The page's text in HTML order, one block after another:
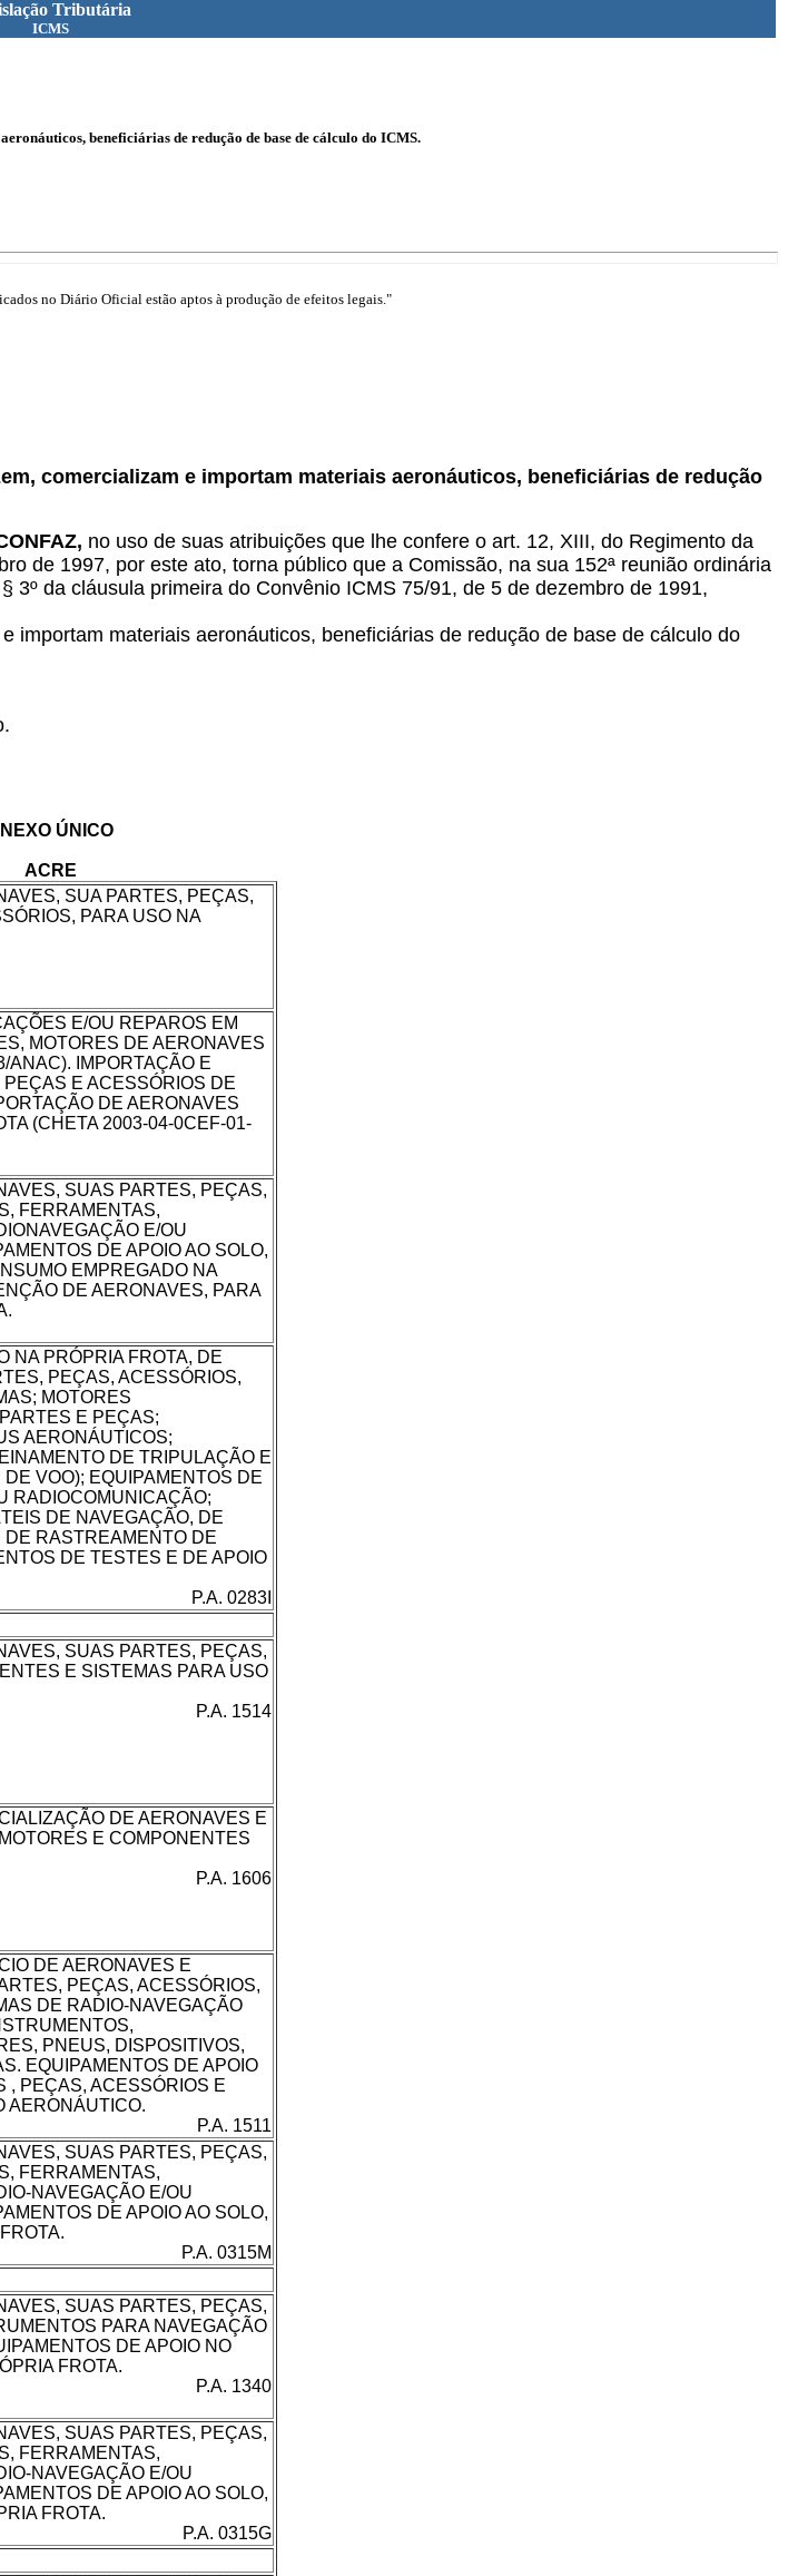
Tributária
ICMS
beneficiárias de redução de base de cálculo do ICMS.
no Diário Oficial estão aptos à produção de efeitos legais."
comercializam e importam materiais aeronáuticos, beneficiárias de redução
no uso de suas atribuições que lhe confere o art. 12, XIII, do Regimento da
de 1997, por este ato, torna público que a Comissão, na sua 152ª reunião ordinária
da cláusula primeira do Convênio ICMS 75/91, de 5 de dezembro de 1991,
materiais aeronáuticos, beneficiárias de redução de base de cálculo do
ÚNICO
ACRE
SUA PARTES, PEÇAS,
PARA USO NA
E/OU REPAROS EM
MOTORES DE AERONAVES
ANAC). IMPORTAÇÃO E
E ACESSÓRIOS DE
DE AERONAVES
(CHETA 2003-04-0CEF-01-
SUAS PARTES, PEÇAS,
FERRAMENTAS,
E/OU
DE APOIO AO SOLO,
EMPREGADO NA
DE AERONAVES, PARA
NA PRÓPRIA FROTA, DE
PEÇAS, ACESSÓRIOS,
MOTORES
E PEÇAS;
AERONÁUTICOS;
DE TRIPULAÇÃO E
VOO); EQUIPAMENTOS DE
RADIOCOMUNICAÇÃO;
DE NAVEGAÇÃO, DE
RASTREAMENTO DE
DE TESTES E DE APOIO
P.A. 0283I
SUAS PARTES, PEÇAS,
E SISTEMAS PARA USO
P.A. 1514
DE AERONAVES E
E COMPONENTES
P.A. 1606
DE AERONAVES E
PEÇAS, ACESSÓRIOS,
DE RADIO-NAVEGAÇÃO
PNEUS, DISPOSITIVOS,
EQUIPAMENTOS DE APOIO
, PEÇAS, ACESSÓRIOS E
AERONÁUTICO.
P.A. 1511
SUAS PARTES, PEÇAS,
FERRAMENTAS,
NAVEGAÇÃO E/OU
DE APOIO AO SOLO,
P.A. 0315M
SUAS PARTES, PEÇAS,
PARA NAVEGAÇÃO
DE APOIO NO
FROTA.
P.A. 1340
SUAS PARTES, PEÇAS,
FERRAMENTAS,
NAVEGAÇÃO E/OU
DE APOIO AO SOLO,
FROTA.
P.A. 0315G